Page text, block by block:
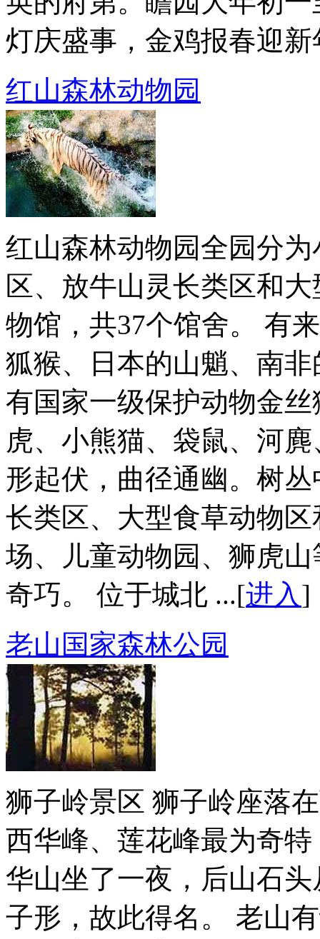
灯庆盛事，金鸡报春迎新
红山森林动物园
红山森林动物园全园分
区、放牛山灵长类区和
物馆，共37个馆舍。 有
狐猴、日本的山魈、南
有国家一级保护动物金
虎、小熊猫、袋鼠、河
形起伏，曲径通幽。树
长类区、大型食草动物
场、儿童动物园、狮虎
奇巧。 位于城北 ...[进入]
老山国家森林公园
狮子岭景区 狮子岭座落
西华峰、莲花峰最为奇
华山坐了一夜，后山石
子形，故此得名。 老山